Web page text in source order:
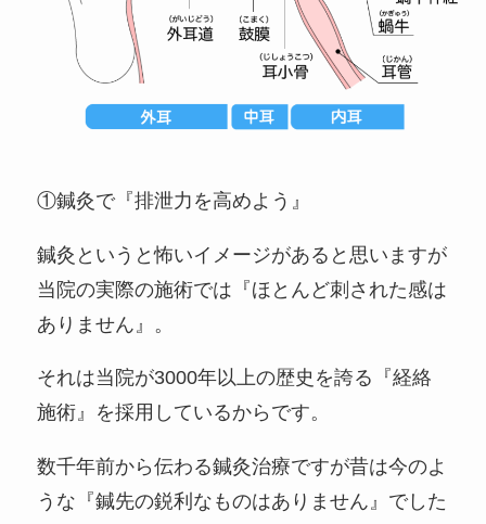
①鍼灸で『排泄力を高めよう』
鍼灸というと怖いイメージがあると思いますが
当院の実際の施術では『ほとんど刺された感は
ありません』。
それは当院が3000年以上の歴史を誇る『経絡
施術』を採用しているからです。
数千年前から伝わる鍼灸治療ですが昔は今のよ
うな『鍼先の鋭利なものはありません』でした